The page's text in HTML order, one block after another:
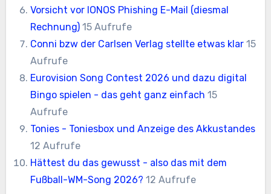
Vorsicht vor IONOS Phishing E-Mail (diesmal
Rechnung) 15 Aufrufe
Conni bzw der Carlsen Verlag stellte etwas klar 15
Aufrufe
Eurovision Song Contest 2026 und dazu digital
Bingo spielen - das geht ganz einfach 15
Aufrufe
Tonies - Toniesbox und Anzeige des Akkustandes
12 Aufrufe
Hättest du das gewusst - also das mit dem
Fußball-WM-Song 2026? 12 Aufrufe